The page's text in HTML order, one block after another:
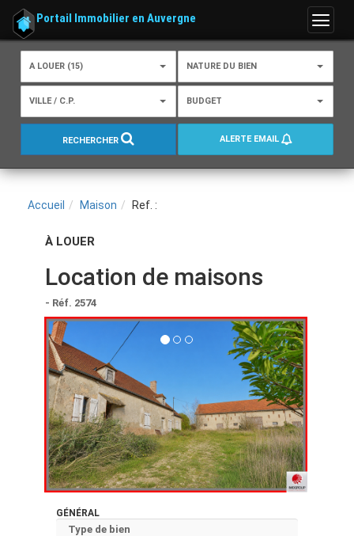
Menu
Portail Immobilier en Auvergne
A LOUER (15) NATURE DU BIEN
VILLE / C.P. BUDGET
RECHERCHER ALERTE EMAIL
Accueil Maison Ref. :
À LOUER
Location de maisons
- Réf. 2574
GÉNÉRAL
Type de bien